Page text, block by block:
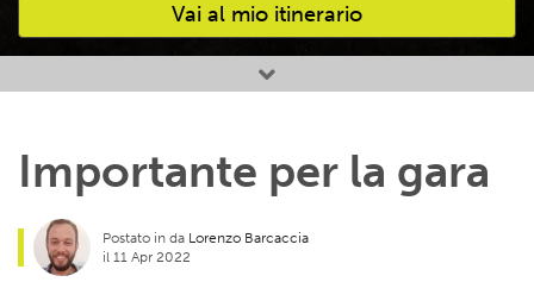
Vai al mio itinerario
Attività preferite
Importante per la gara
Postato in da Lorenzo Barcaccia
il 11 Apr 2022